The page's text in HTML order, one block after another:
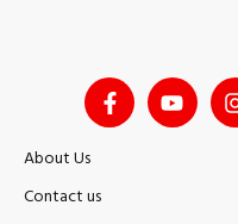
About Us
Contact us